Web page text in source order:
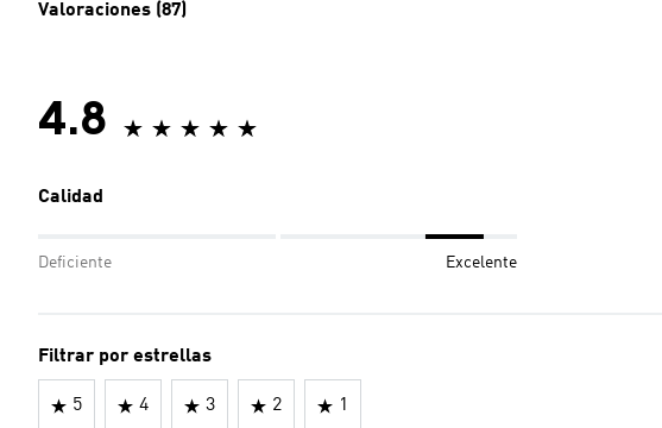
Valoraciones (87)
4.8
Calidad
Deficiente Excelente
Filtrar por estrellas
5 4 3 2 1